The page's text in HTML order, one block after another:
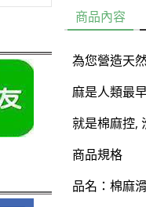
商品內容
為您營造天
麻是人類最
就是棉麻控,
商品規格
品名：棉麻